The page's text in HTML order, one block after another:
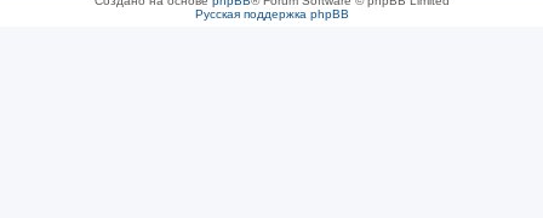
Русская поддержка phpBB